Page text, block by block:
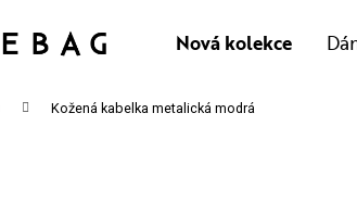
Nová kolekce
Kožená kabelka metalická modrá
CO